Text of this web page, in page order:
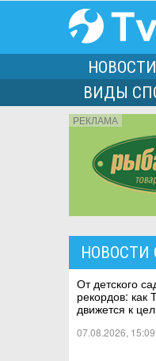
НОВОСТИ
ВИДЫ
РЕКЛАМА
НОВОСТИ
От детского
рекордов: как
движется к
07.08.2026, 15:09